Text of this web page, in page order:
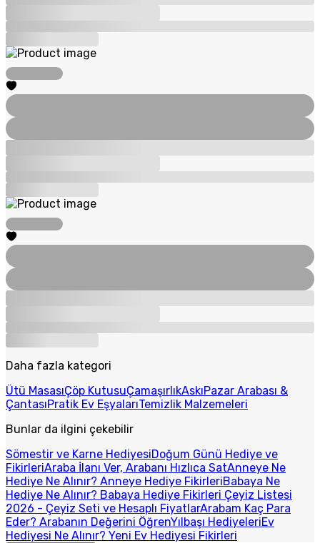
Daha fazla kategori
Ütü MasasıÇöp KutusuÇamaşırlıkAskıPazar Arabası &
ÇantasıPratik Ev EşyalarıTemizlik Malzemeleri
Bunlar da ilgini çekebilir
Sömestir ve Karne HediyesiDoğum Günü Hediye ve
FikirleriAraba İlanı Ver, Arabanı Hızlıca SatAnneye Ne
Hediye Ne Alınır? Anneye Hediye FikirleriBabaya Ne
Hediye Ne Alınır? Babaya Hediye Fikirleri Çeyiz Listesi
2026 - Çeyiz Seti ve Hesaplı FiyatlarArabam Kaç Para
Eder? Arabanın Değerini ÖğrenYılbaşı HediyeleriEv
Hediyesi Ne Alınır? Yeni Ev Hediyesi Fikirleri